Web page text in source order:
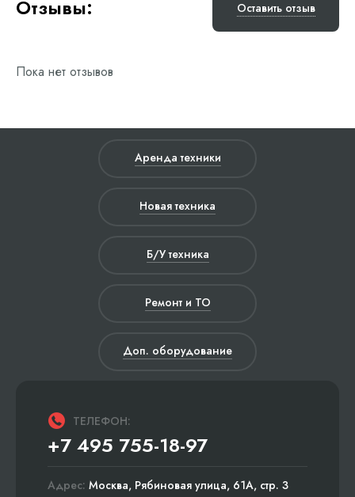
Отзывы: Оставить отзыв
Пока нет отзывов
Аренда техники
Новая техника
Б/У техника
Ремонт и ТО
Доп. оборудование
ТЕЛЕФОН:
+7 495 755-18-97
Адрес: Москва, Рябиновая улица, 61А, стр. 3